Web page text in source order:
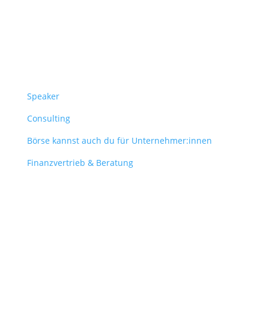
Speaker
Consulting
Börse kannst auch du für Unternehmer:innen
Finanzvertrieb & Beratung